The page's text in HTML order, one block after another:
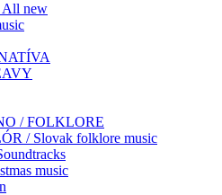
new
/ FOLKLORE
/ Slovak folklore music
music